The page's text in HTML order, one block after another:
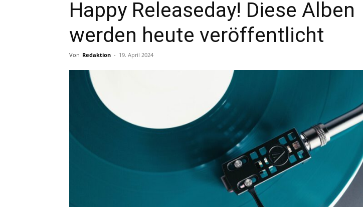
Happy Releaseday! Diese Alben
werden heute veröffentlicht
Von Redaktion - 19. April 2024